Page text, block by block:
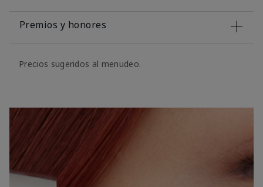
Premios y honores
Precios sugeridos al menudeo.